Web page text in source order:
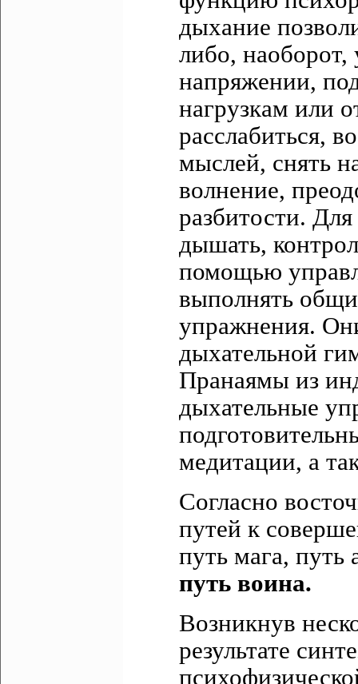
дыхание
либо, наоборот,
напряжении,
нагрузкам или
расслабиться,
мыслей, снять
волнение,
разбитости.
дышать,
помощью
выполнять
упражнения.
дыхательной
Пранаямы из
дыхательные
медитации, а
Согласно
путей к
путь мага, путь
путь воина.
Возникнув
результате